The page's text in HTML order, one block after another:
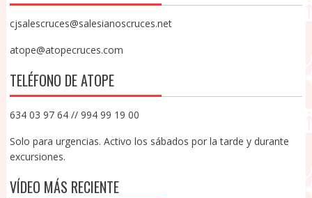
cjsalescruces@salesianoscruces.net
atope@atopecruces.com
TELÉFONO DE ATOPE
634 03 97 64 // 994 99 19 00
Solo para urgencias. Activo los sábados por la tarde y durante
excursiones.
VÍDEO MÁS RECIENTE